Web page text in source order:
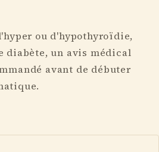
ou d'hypothyroïdie,
diabète, un avis médical
avant de débuter